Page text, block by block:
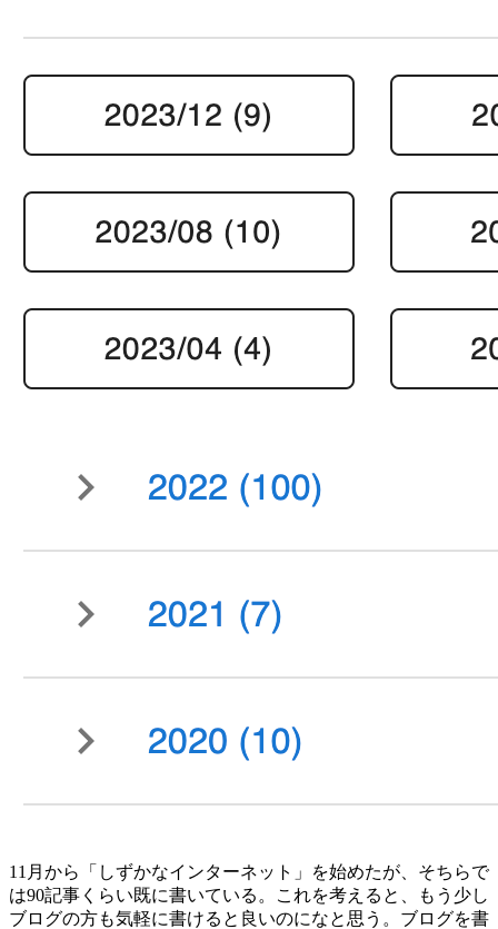
11月から「しずかなインターネット」を始めたが、そちらで
は90記事くらい既に書いている。これを考えると、もう少し
ブログの方も気軽に書けると良いのになと思う。ブログを書